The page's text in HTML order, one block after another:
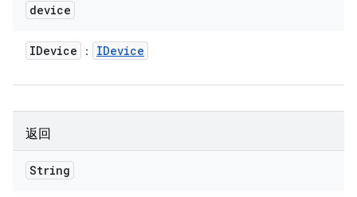
device
IDevice ： IDevice
返回
String